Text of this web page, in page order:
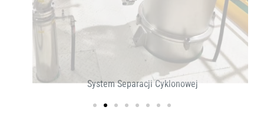
System Separacji Cyklonowej